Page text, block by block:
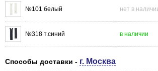
№101 белый нет в
№318 т.синий в наличии
Способы доставки - г. Москва